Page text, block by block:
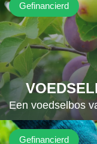
Gefinancierd
Een voedselbos
Gefinancierd